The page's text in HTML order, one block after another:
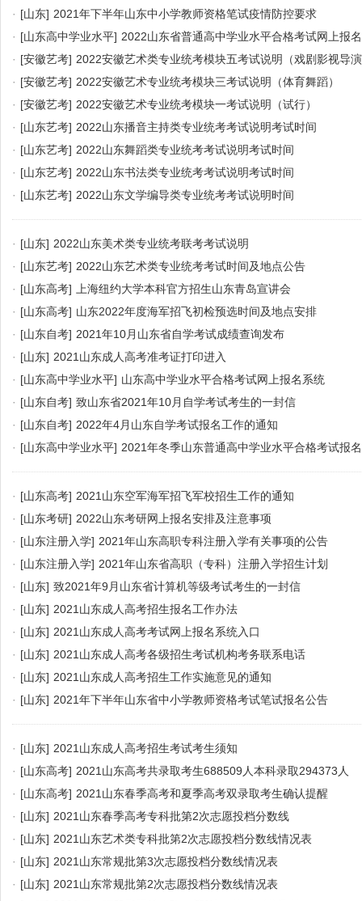
· [山东] 2021年下半年山东中小学教师资格笔试疫情防控要求
· [山东高中学业水平] 2022山东省普通高中学业水平合格考试网上报
· [安徽艺考] 2022安徽艺术类专业统考模块五考试说明（戏剧影视导
· [安徽艺考] 2022安徽艺术专业统考模块三考试说明（体育舞蹈）
· [安徽艺考] 2022安徽艺术专业统考模块一考试说明（试行）
· [山东艺考] 2022山东播音主持类专业统考考试说明考试时间
· [山东艺考] 2022山东舞蹈类专业统考考试说明考试时间
· [山东艺考] 2022山东书法类专业统考考试说明考试时间
· [山东艺考] 2022山东文学编导类专业统考考试说明时间
· [山东] 2022山东美术类专业统考联考考试说明
· [山东艺考] 2022山东艺术类专业统考考试时间及地点公告
· [山东高考]
上海纽约大学本科官方招生山东青岛宣讲会
· [山东高考] 山东2022年度海军招飞初检预选时间及地点安排
· [山东自考] 2021年10月山东省自学考试成绩查询发布
· [山东] 2021山东成人高考准考证打印进入
· [山东高中学业水平] 山东高中学业水平合格考试网上报名系统
· [山东自考] 致山东省2021年10月自学考试考生的一封信
· [山东自考] 2022年4月山东自学考试报名工作的通知
· [山东高中学业水平] 2021年冬季山东普通高中学业水平合格考试报
· [山东高考] 2021山东空军海军招飞军校招生工作的通知
· [山东考研] 2022山东考研网上报名安排及注意事项
· [山东注册入学] 2021年山东高职专科注册入学有关事项的公告
· [山东注册入学] 2021年山东省高职（专科）注册入学招生计划
· [山东] 致2021年9月山东省计算机等级考试考生的一封信
· [山东] 2021山东成人高考招生报名工作办法
· [山东] 2021山东成人高考考试网上报名系统入口
· [山东] 2021山东成人高考各级招生考试机构考务联系电话
· [山东] 2021山东成人高考招生工作实施意见的通知
· [山东] 2021年下半年山东省中小学教师资格考试笔试报名公告
· [山东] 2021山东成人高考招生考试考生须知
· [山东高考] 2021山东高考共录取考生688509人本科录取294373人
· [山东高考] 2021山东春季高考和夏季高考双录取考生确认提醒
· [山东] 2021山东春季高考专科批第2次志愿投档分数线
· [山东] 2021山东艺术类专科批第2次志愿投档分数线情况表
· [山东] 2021山东常规批第3次志愿投档分数线情况表
· [山东] 2021山东常规批第2次志愿投档分数线情况表